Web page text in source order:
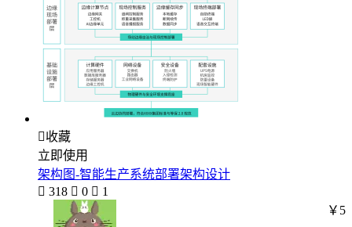
收藏
立即使用
架构图-智能生产系统部署架构设计
 318  0  1
￥5